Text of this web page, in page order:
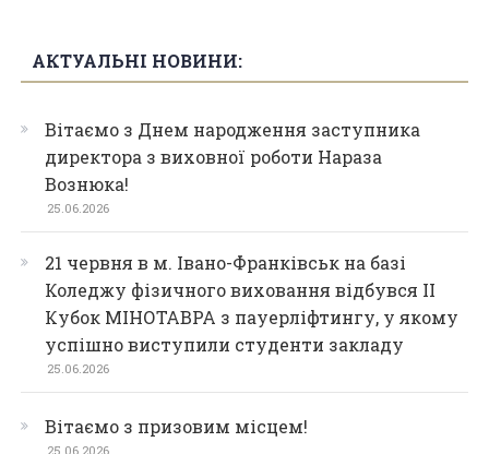
АКТУАЛЬНІ НОВИНИ:
Вітаємо з Днем народження заступника
директора з виховної роботи Нараза
Вознюка!
25.06.2026
21 червня в м. Івано-Франківськ на базі
Коледжу фізичного виховання відбувся ІІ
Кубок МІНОТАВРА з пауерліфтингу, у якому
успішно виступили студенти закладу
25.06.2026
Вітаємо з призовим місцем!
25.06.2026